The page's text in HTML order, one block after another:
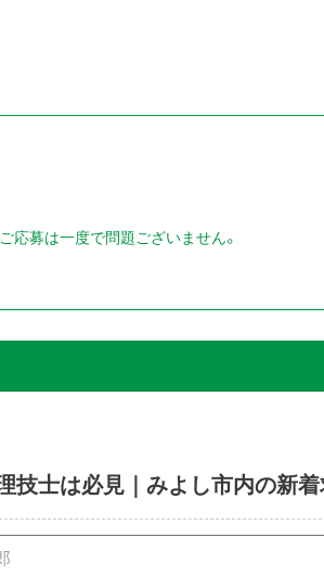
応募は一度で問題ございません。
技士は必見｜みよし市内の新着